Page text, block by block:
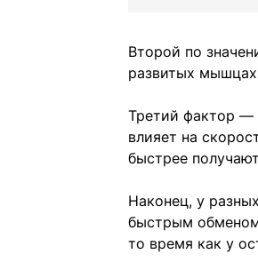
Второй по
развитых
Третий фактор —
влияет на
быстрее
Наконец, у
быстрым
то время как у